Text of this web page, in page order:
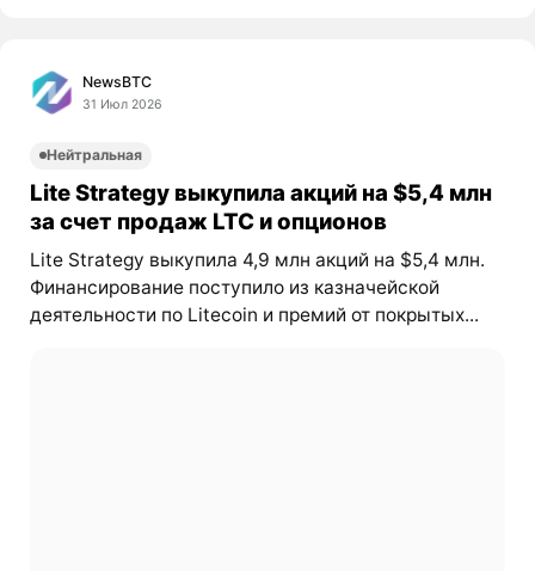
NewsBTC
31 Июл 2026
Нейтральная
Lite Strategy выкупила акций на $5,4 млн
за счет продаж LTC и опционов
Lite Strategy выкупила 4,9 млн акций на $5,4 млн.
Финансирование поступило из казначейской
деятельности по Litecoin и премий от покрытых...